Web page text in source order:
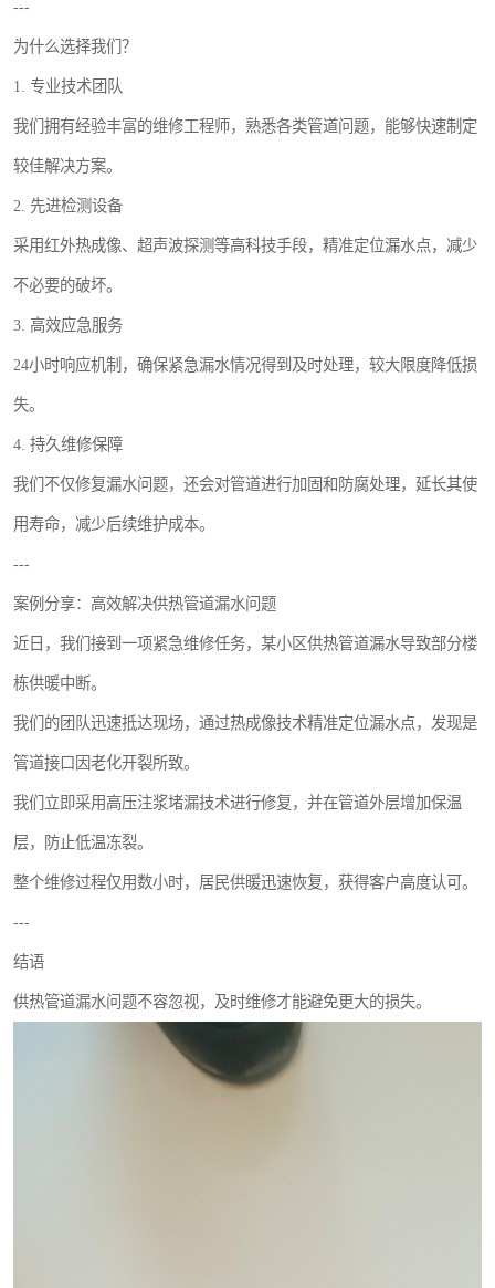
---
为什么选择我们？
1. 专业技术团队
我们拥有经验丰富的维修工程师，熟悉各类管道问题，能够快速制定
较佳解决方案。
2. 先进检测设备
采用红外热成像、超声波探测等高科技手段，精准定位漏水点，减少
不必要的破坏。
3. 高效应急服务
24小时响应机制，确保紧急漏水情况得到及时处理，较大限度降低损
失。
4. 持久维修保障
我们不仅修复漏水问题，还会对管道进行加固和防腐处理，延长其使
用寿命，减少后续维护成本。
---
案例分享：高效解决供热管道漏水问题
近日，我们接到一项紧急维修任务，某小区供热管道漏水导致部分楼
栋供暖中断。
我们的团队迅速抵达现场，通过热成像技术精准定位漏水点，发现是
管道接口因老化开裂所致。
我们立即采用高压注浆堵漏技术进行修复，并在管道外层增加保温
层，防止低温冻裂。
整个维修过程仅用数小时，居民供暖迅速恢复，获得客户高度认可。
---
结语
供热管道漏水问题不容忽视，及时维修才能避免更大的损失。